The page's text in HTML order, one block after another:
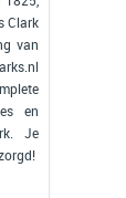
Clark
van
en
Je